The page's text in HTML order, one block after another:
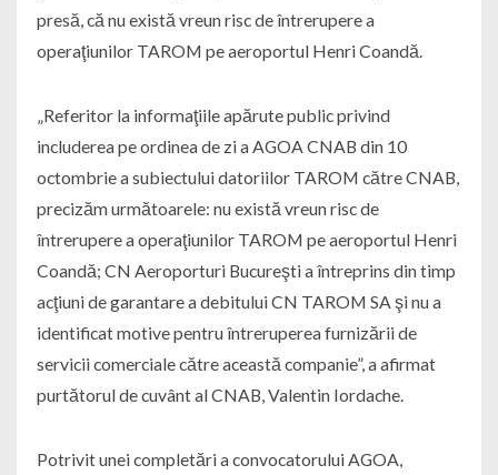
presă, că nu există vreun risc de întrerupere a
operaţiunilor TAROM pe aeroportul Henri Coandă.
„Referitor la informaţiile apărute public privind
includerea pe ordinea de zi a AGOA CNAB din 10
octombrie a subiectului datoriilor TAROM către CNAB,
precizăm următoarele: nu există vreun risc de
întrerupere a operaţiunilor TAROM pe aeroportul Henri
Coandă; CN Aeroporturi Bucureşti a întreprins din timp
acţiuni de garantare a debitului CN TAROM SA şi nu a
identificat motive pentru întreruperea furnizării de
servicii comerciale către această companie”, a afirmat
purtătorul de cuvânt al CNAB, Valentin Iordache.
Potrivit unei completări a convocatorului AGOA,